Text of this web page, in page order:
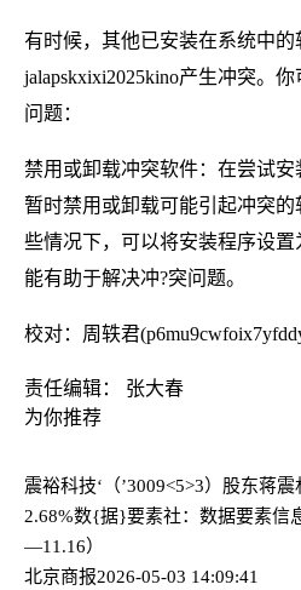
有时候，其他已安装在系统中的
jalapskxixi2025kino产生冲突。
问题：
禁用或卸载冲突软件：在尝试安
暂时禁用或卸载可能引起冲突
些情况下，可以将安装程序设
能有助于解决冲?突问题。
校对：周轶君
责任编辑： 张大春
为你推荐
震裕科技‘（’3009<5>3）股东蒋
2.68%数{据}要素社：数据要素信
—11.16）
北京商报2026-05-03 14:09:41